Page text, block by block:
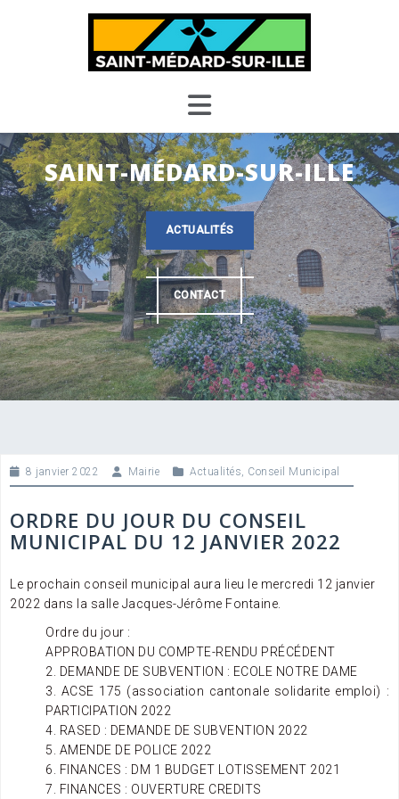
SAINT-MÉDARD-SUR-ILLE
ACTUALITÉS
CONTACT
8 janvier 2022 Mairie Actualités, Conseil Municipal
ORDRE DU JOUR DU CONSEIL
MUNICIPAL DU 12 JANVIER 2022
Le prochain conseil municipal aura lieu le mercredi 12 janvier
2022 dans la salle Jacques-Jérôme Fontaine.
Ordre du jour :
APPROBATION DU COMPTE-RENDU PRÉCÉDENT
2. DEMANDE DE SUBVENTION : ECOLE NOTRE DAME
3. ACSE 175 (association cantonale solidarite emploi) :
PARTICIPATION 2022
4. RASED : DEMANDE DE SUBVENTION 2022
5. AMENDE DE POLICE 2022
6. FINANCES : DM 1 BUDGET LOTISSEMENT 2021
7. FINANCES : OUVERTURE CREDITS